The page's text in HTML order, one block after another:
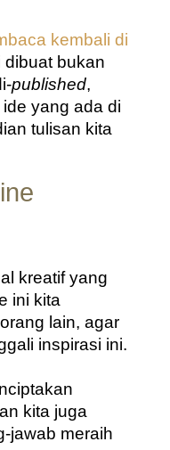
kembali di
dibuat bukan
published,
yang ada di
tulisan kita
kreatif yang
ini kita
lain, agar
inspirasi ini.
kita juga
jawab meraih